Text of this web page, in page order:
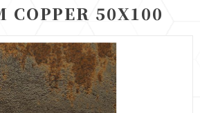
COPPER 50X100